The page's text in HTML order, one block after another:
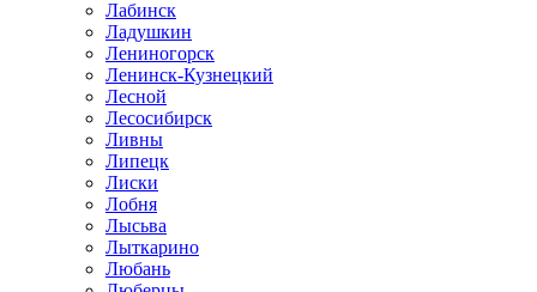
Лабинск
Ладушкин
Лениногорск
Ленинск-Кузнецкий
Лесной
Лесосибирск
Ливны
Липецк
Лиски
Лобня
Лысьва
Лыткарино
Любань